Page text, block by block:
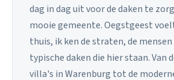
dag in dag uit voor de daken te
mooie gemeente. Oegstgeest
thuis, ik ken de straten, de
typische daken die hier staan. Van
villa's in Warenburg tot de